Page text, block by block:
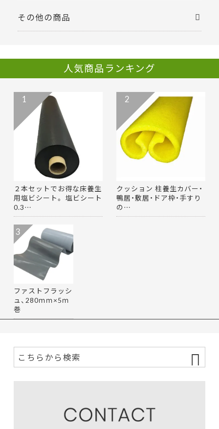
その他の商品
人気商品ランキング
２本セットでお得な床養生
用塩ビシート。 塩ビシート
0.3…
1
クッション 柱養生カバー・
鴨居・敷居・ドア枠・手すり
の…
2
ファストフラッシ
ュ、280ｍｍ×5ｍ
巻
3